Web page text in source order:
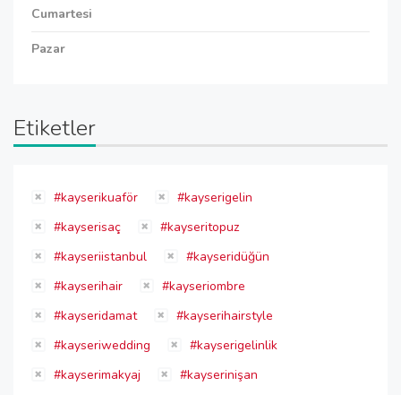
Cumartesi
Pazar
Etiketler
#kayserikuaför
#kayserigelin
#kayserisaç
#kayseritopuz
#kayseriistanbul
#kayseridüğün
#kayserihair
#kayseriombre
#kayseridamat
#kayserihairstyle
#kayseriwedding
#kayserigelinlik
#kayserimakyaj
#kayserinişan